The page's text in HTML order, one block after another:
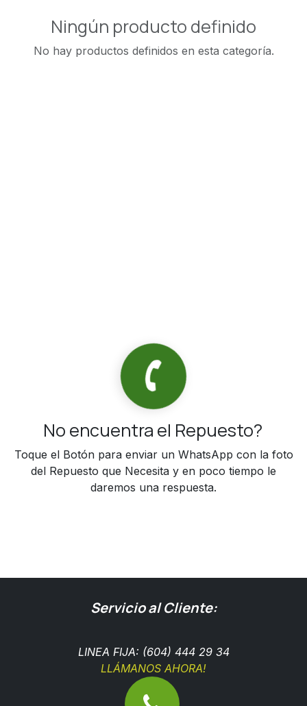
Ningún producto definido
No hay productos definidos en esta categoría.
No encuentra el Repuesto?
Toque el Botón para enviar un WhatsApp con la foto
del Repuesto que Necesita y en poco tiempo le
daremos una respuesta.
Servicio al Cliente:
LINEA FIJA: (604) 444 29 34
LLÁMANOS AHORA!